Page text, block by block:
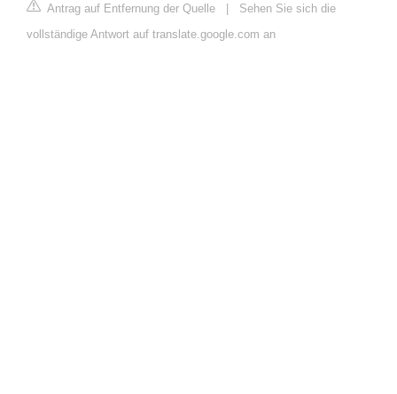
Antrag auf Entfernung der Quelle | Sehen Sie sich die
vollständige Antwort auf translate.google.com an